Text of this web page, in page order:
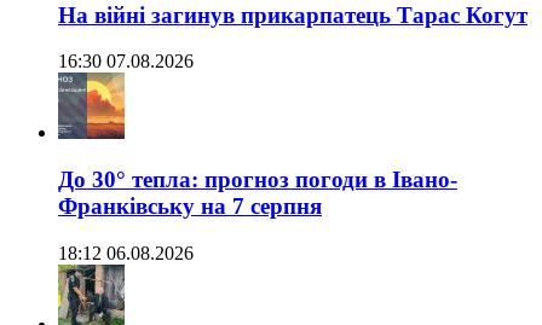
На війні загинув прикарпатець Тарас Когут
16:30 07.08.2026
До 30° тепла: прогноз погоди в Івано-
Франківську на 7 серпня
18:12 06.08.2026